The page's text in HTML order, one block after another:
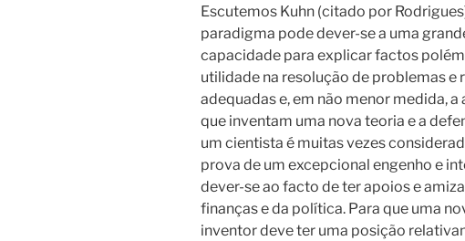
Escutemos Kuhn (citado por
paradigma pode dever-se a uma
capacidade para explicar factos
utilidade na resolução de problemas e
adequadas e, em não menor medida,
que inventam uma nova teoria e a
um cientista é muitas vezes
prova de um excepcional engenho e
dever-se ao facto de ter apoios e
finanças e da política. Para que uma
inventor deve ter uma posição